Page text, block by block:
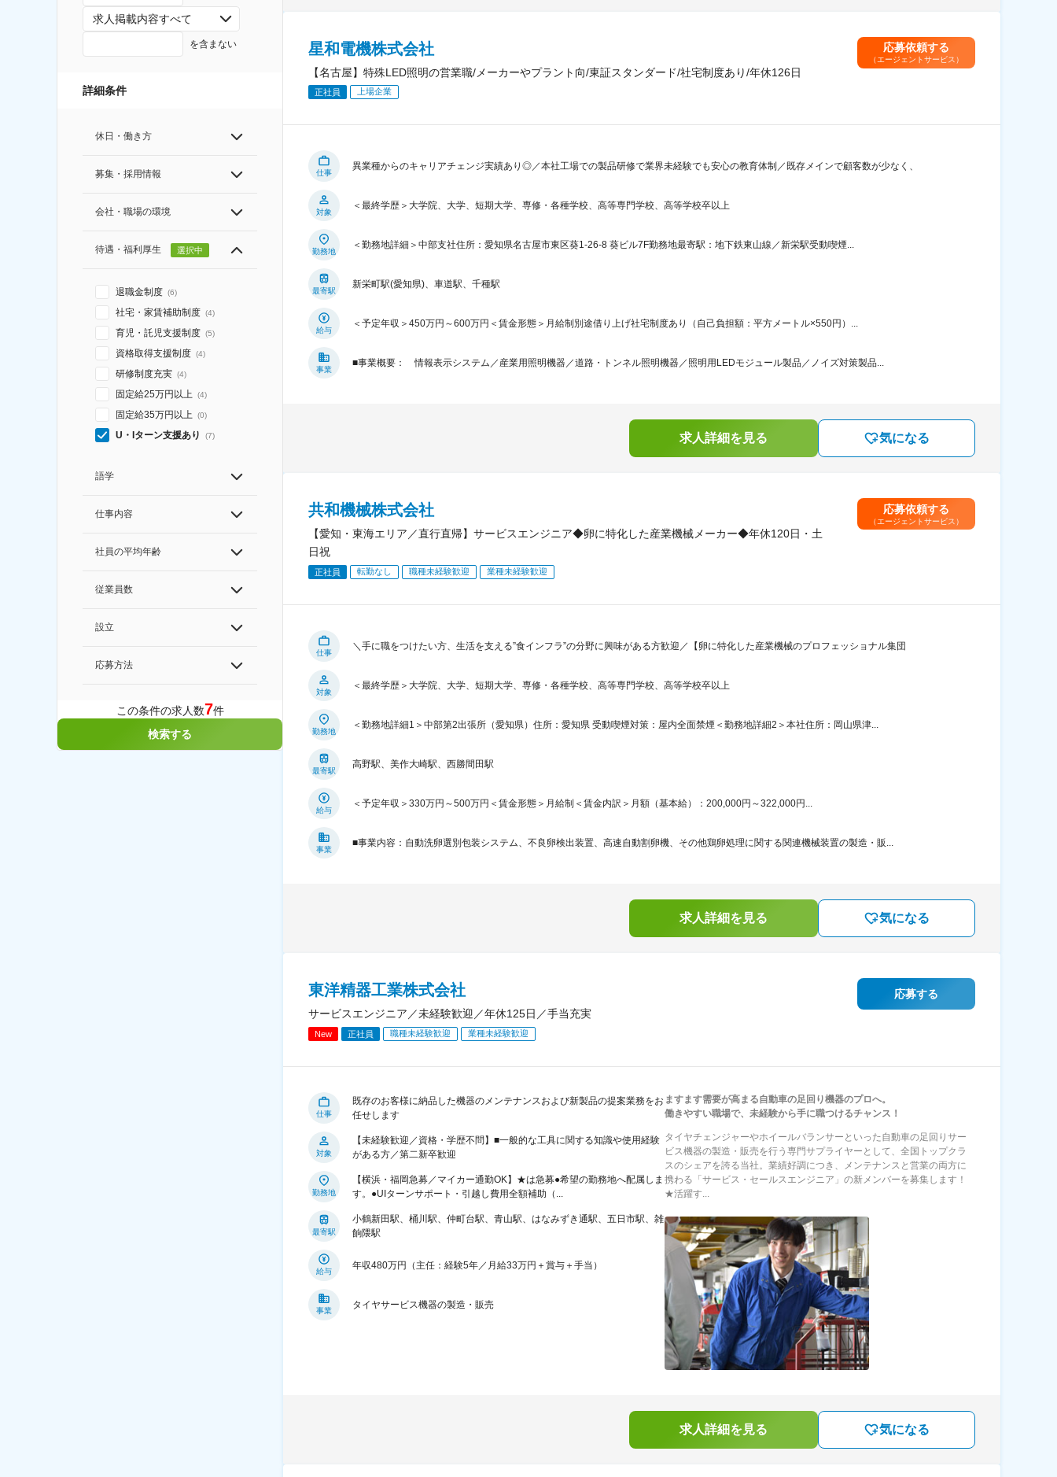
求人掲載内容すべて
を含まない
詳細条件
休日・働き方
募集・採用情報
会社・職場の環境
待遇・福利厚生 選択中
退職金制度 (6)
社宅・家賃補助制度 (4)
育児・託児支援制度 (5)
資格取得支援制度 (4)
研修制度充実 (4)
固定給25万円以上 (4)
固定給35万円以上 (0)
U・Iターン支援あり (7)
語学
仕事内容
社員の平均年齢
従業員数
設立
応募方法
この条件の求人数7件
検索する
星和電機株式会社
【名古屋】特殊LED照明の営業職/メーカーやプラント向/東証スタンダード/社宅制度あり/年休126日
正社員 上場企業
応募依頼する
（エージェントサービス）
仕事
異業種からのキャリアチェンジ実績あり◎／本社工場での製品研修で業界未経験でも安心の教育体制／既存メインで顧客数が少なく、
対象
＜最終学歴＞大学院、大学、短期大学、専修・各種学校、高等専門学校、高等学校卒以上
勤務地
＜勤務地詳細＞中部支社住所：愛知県名古屋市東区葵1-26-8 葵ビル7F勤務地最寄駅：地下鉄東山線／新栄駅受動喫煙...
最寄駅
新栄町駅(愛知県)、車道駅、千種駅
給与
＜予定年収＞450万円～600万円＜賃金形態＞月給制別途借り上げ社宅制度あり（自己負担額：平方メートル×550円）...
事業
■事業概要： 情報表示システム／産業用照明機器／道路・トンネル照明機器／照明用LEDモジュール製品／ノイズ対策製品...
求人詳細を見る 気になる
共和機械株式会社
【愛知・東海エリア／直行直帰】サービスエンジニア◆卵に特化した産業機械メーカー◆年休120日・土
日祝
正社員 転勤なし 職種未経験歓迎 業種未経験歓迎
応募依頼する
（エージェントサービス）
仕事
＼手に職をつけたい方、生活を支える”食インフラ”の分野に興味がある方歓迎／【卵に特化した産業機械のプロフェッショナル集団
対象
＜最終学歴＞大学院、大学、短期大学、専修・各種学校、高等専門学校、高等学校卒以上
勤務地
＜勤務地詳細1＞中部第2出張所（愛知県）住所：愛知県 受動喫煙対策：屋内全面禁煙＜勤務地詳細2＞本社住所：岡山県津...
最寄駅
高野駅、美作大崎駅、西勝間田駅
給与
＜予定年収＞330万円～500万円＜賃金形態＞月給制＜賃金内訳＞月額（基本給）：200,000円～322,000円...
事業
■事業内容：自動洗卵選別包装システム、不良卵検出装置、高速自動割卵機、その他鶏卵処理に関する関連機械装置の製造・販...
求人詳細を見る 気になる
東洋精器工業株式会社
サービスエンジニア／未経験歓迎／年休125日／手当充実
New 正社員 職種未経験歓迎 業種未経験歓迎
応募する
仕事
既存のお客様に納品した機器のメンテナンスおよび新製品の提案業務をお
任せします
対象
【未経験歓迎／資格・学歴不問】■一般的な工具に関する知識や使用経験
がある方／第二新卒歓迎
勤務地
【横浜・福岡急募／マイカー通勤OK】★は急募●希望の勤務地へ配属しま
す。●UIターンサポート・引越し費用全額補助（...
最寄駅
小鶴新田駅、桶川駅、仲町台駅、青山駅、はなみずき通駅、五日市駅、雑
餉隈駅
給与
年収480万円（主任：経験5年／月給33万円＋賞与＋手当）
事業
タイヤサービス機器の製造・販売
ますます需要が高まる自動車の足回り機器のプロへ。
働きやすい職場で、未経験から手に職つけるチャンス！
タイヤチェンジャーやホイールバランサーといった自動車の足回りサー
ビス機器の製造・販売を行う専門サプライヤーとして、全国トップクラ
スのシェアを誇る当社。業績好調につき、メンテナンスと営業の両方に
携わる「サービス・セールスエンジニア」の新メンバーを募集します！
★活躍す...
求人詳細を見る 気になる